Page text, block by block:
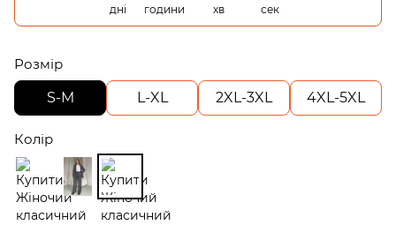
дні години хв сек
Розмір
S-M
L-XL 2XL-3XL 4XL-5XL
Колір